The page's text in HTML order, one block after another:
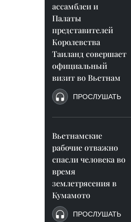
ассамблеи и
Палаты
представителей
Королевства
Таиланд совершает
официальный
визит во Вьетнам
ПРОСЛУШАТЬ
Вьетнамские
рабочие отважно
спасли человека во
время
землетрясения в
Кумамото
ПРОСЛУШАТЬ